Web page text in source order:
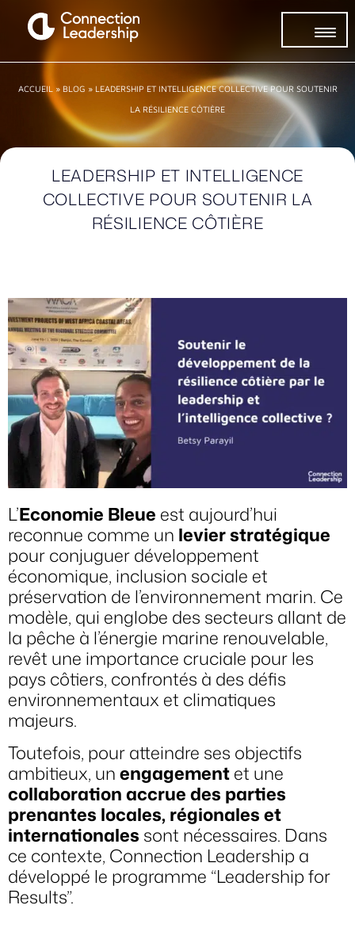
ACCUEIL » BLOG » LEADERSHIP ET INTELLIGENCE COLLECTIVE POUR SOUTENIR
LA RÉSILIENCE CÔTIÈRE
LEADERSHIP ET INTELLIGENCE
COLLECTIVE POUR SOUTENIR LA
RÉSILIENCE CÔTIÈRE
L’Economie Bleue est aujourd’hui
reconnue comme un levier stratégique
pour conjuguer développement
économique, inclusion sociale et
préservation de l’environnement marin. Ce
modèle, qui englobe des secteurs allant de
la pêche à l’énergie marine renouvelable,
revêt une importance cruciale pour les
pays côtiers, confrontés à des défis
environnementaux et climatiques
majeurs.
Toutefois, pour atteindre ses objectifs
ambitieux, unengagementet une
collaboration accrue des parties
prenantes locales, régionales et
internationales sont nécessaires. Dans
ce contexte, Connection Leadership a
développé le programme “Leadership for
Results”.